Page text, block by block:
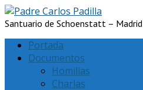
Santuario de Schoenstatt – Madrid
Portada
Documentos
Homilias
Charlas